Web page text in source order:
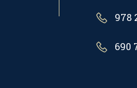
978
690